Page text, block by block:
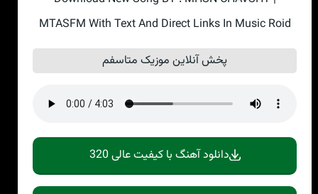
MTASFM With Text And Direct Links In Music Roid
پخش آنلاین موزیک متاسفم
دانلود آهنگ با کیفیت عالی 320